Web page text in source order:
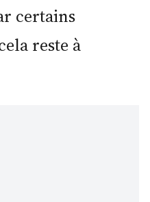
certains
reste à